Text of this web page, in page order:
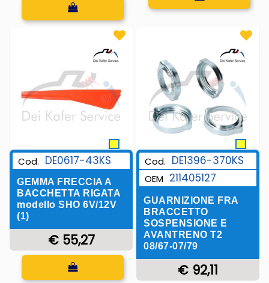
Cod. DE0617-43KS
GEMMA FRECCIA A
BACCHETTA RIGATA
modello SHO 6V/12V
(1)
€ 55,27
Quantità
Cod. DE1396-370KS
OEM 211405127
GUARNIZIONE FRA
BRACCETTO
SOSPENSIONE E
AVANTRENO T2
08/67-07/79
€ 92,11